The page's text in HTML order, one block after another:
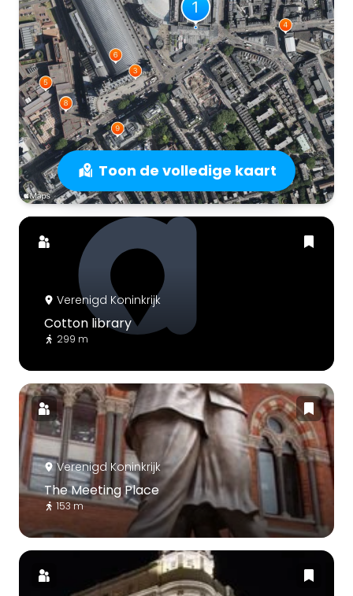
Toon de volledige kaart
Verenigd Koninkrijk
Cotton library
299 m
Verenigd Koninkrijk
The Meeting Place
153 m